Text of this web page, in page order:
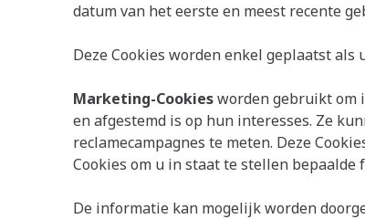
datum van het eerste en meest recente
Deze Cookies worden enkel geplaatst als
Marketing-Cookiesworden gebruikt om
en afgestemd is op hun interesses. Ze
reclamecampagnes te meten. Deze
Cookies om u in staat te stellen
De informatie kan mogelijk worden